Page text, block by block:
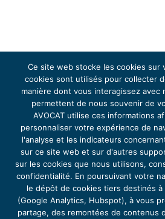
Ce site web stocke les cookies sur
cookies sont utilisés pour collecter
manière dont vous interagissez
permettent de nous souvenir de
AVOCAT utilise ces informations
personnaliser votre expérience de
l'analyse et les indicateurs
sur ce site web et sur d'autres
sur les cookies que nous utilisons,
confidentialité. En poursuivant votre
le dépôt de cookies tiers destinés à
(Google Analytics, Hubspot), à vous
partage, des remontées de contenus